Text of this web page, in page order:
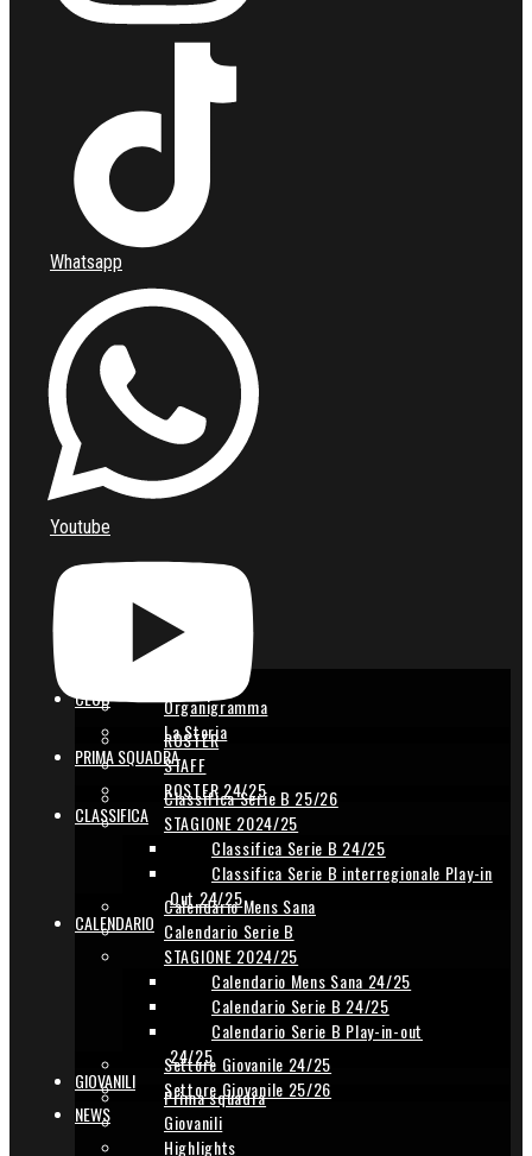
Whatsapp
Youtube
CLUB
Organigramma
La Storia
PRIMA SQUADRA
ROSTER
STAFF
ROSTER 24/25
CLASSIFICA
Classifica Serie B 25/26
STAGIONE 2024/25
Classifica Serie B 24/25
Classifica Serie B interregionale Play-in
Out 24/25
CALENDARIO
Calendario Mens Sana
Calendario Serie B
STAGIONE 2024/25
Calendario Mens Sana 24/25
Calendario Serie B 24/25
Calendario Serie B Play-in-out
24/25
GIOVANILI
Settore Giovanile 24/25
Settore Giovanile 25/26
NEWS
Prima squadra
Giovanili
Highlights